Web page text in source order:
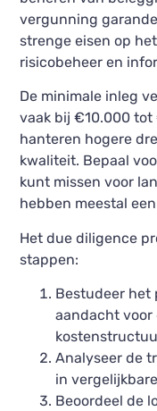
vergunning
strenge eisen op
risicobeheer en
De minimale inleg
vaak bij €10.000
hanteren hogere
kwaliteit. Bepaal
kunt missen voor
hebben meestal
Het due diligence
stappen:
Bestudeer het
aandacht
Analyseer de
in
Beoordeel de